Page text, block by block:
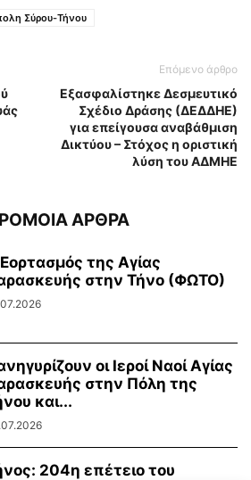
Σύρου-Τήνου
Επόμενο άρθρο
Εξασφαλίστηκε Δεσμευτικό
Σχέδιο Δράσης (ΔΕΔΔΗΕ)
για επείγουσα αναβάθμιση
Δικτύου – Στόχος η οριστική
λύση του ΑΔΜΗΕ
ΑΡΘΡΑ
της Αγίας
στην Τήνο (ΦΩΤΟ)
οι Ιεροί Ναοί Αγίας
στην Πόλη της
και...
204η επέτειο του